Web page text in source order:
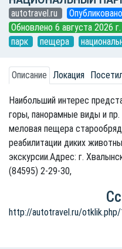
autotravel.ru
Обновлено 6 августа 2026 г.
парк
пещера
Описание Локация
Наибольший интерес
горы, панорамные виды и
меловая пещера
реабилитации диких
экскурсии.Адрес: г.
(84595) 2-29-30,
http://autotravel.ru/otklik.php/